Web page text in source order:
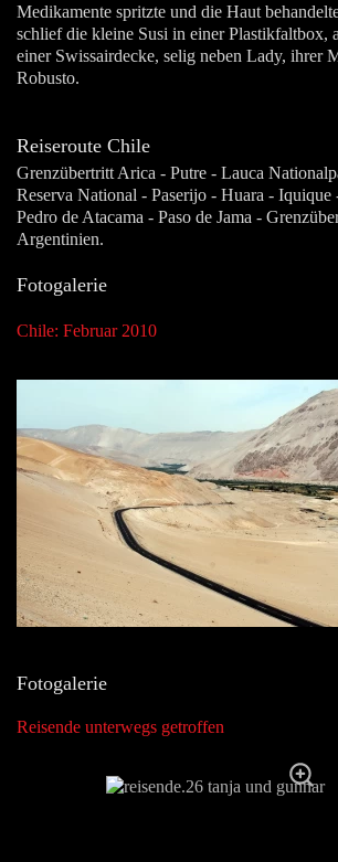
Medikamente spritzte und die Haut
schlief die kleine Susi in einer Plastikfaltbox,
einer Swissairdecke, selig neben Lady, ihrer
Robusto.
Reiseroute Chile
Grenzübertritt Arica - Putre - Lauca
Reserva National - Paserijo - Huara - Iquique
Pedro de Atacama - Paso de Jama -
Argentinien.
Fotogalerie
Chile: Februar 2010
Fotogalerie
Reisende unterwegs getroffen